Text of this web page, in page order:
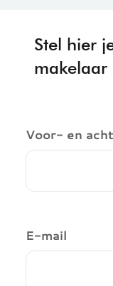
Stel hier
makelaar
Voor- en
E-mail